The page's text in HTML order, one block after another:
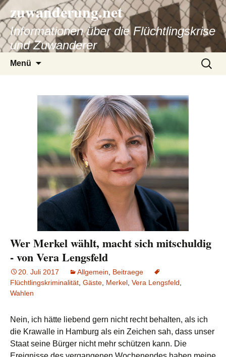
zuwanderung.net
Informationen über die Flüchtlingskrise
und Zuwanderer
Menü
Suche
nach:
Wer Merkel wählt, macht sich mitschuldig
- von Vera Lengsfeld
20. Juli 2017 Allgemein
Beitraege
Flüchtlingskriminalität Gäste Merkel Vera Lengsfeld
Wahlen
Nein, ich hätte liebend gern nicht recht behalten, als ich
die Krawalle in Hamburg als ein Zeichen sah, dass unser
Staat seine Bürger nicht mehr schützen kann. Die